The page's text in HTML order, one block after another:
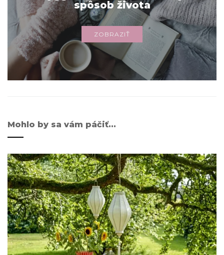
spôsob života
ZOBRAZIŤ
Mohlo by sa vám páčiť...